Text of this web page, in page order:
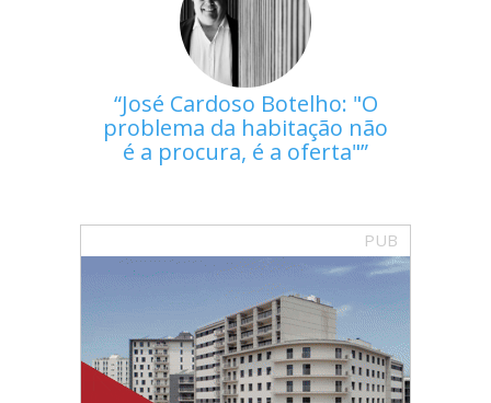
José Cardoso Botelho: "O
problema da habitação não
é a procura, é a oferta"
PUB